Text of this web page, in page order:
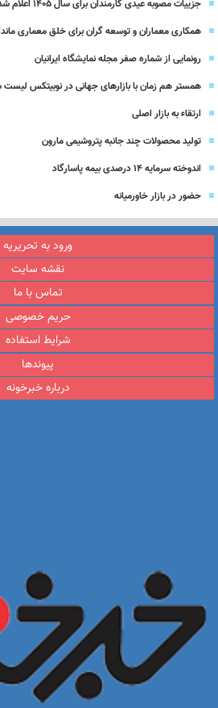
جزییات مصوبه عیدی کارمندان برای سال 1405 اعلام شد
همکاری معماران و توسعه گران برای خلق معماری
رونمایی از شماره صفر مجله نمایشگاه ایرانیان
همستر هم زمان با بازارهای جهانی در نوبیتکس
ارتقاء به بازار اصلی
تولید محصولات چند جانبه پتروشیمی مارون
اندوخته سرمایه 14 درصدی بیمه پاسارگاد
حضور در بازار خاورمیانه
ورود به تحریریه
نقشه سایت
تماس با ما
حریم خصوصی
شرایط استفاده
پیوندها
درباره خبرخونه